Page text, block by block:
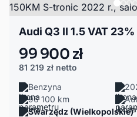
99 900 zł
81 219 zł netto
Benzyna
96 100 km
Swarzędz (Wielkopolskie)